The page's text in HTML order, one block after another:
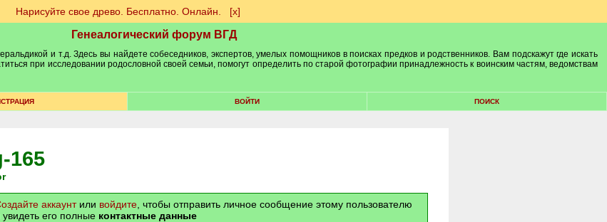
Нарисуйте свое древо. Бесплатно. Онлайн. [х]
Генеалогический форум ВГД
и т.д. Здесь вы найдете собеседников, экспертов, умелых помощников в поисках предков и родственников. Вам подскажут где искать
при исследовании родословной своей семьи, помогут определить по старой фотографии принадлежность к воинским частям, ведомствам
ВОЙТИ ПОИСК
165
аккаунтили войдите , чтобы отправить личное сообщение этому пользователю
увидеть его полные контактные данные